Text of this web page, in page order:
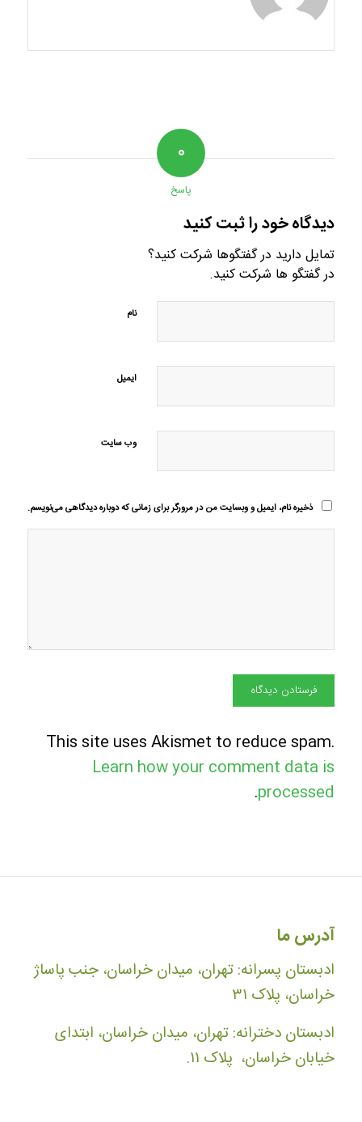
۰
پاسخ
دیدگاه خود را ثبت کنید
تمایل دارید در گفتگوها شرکت کنید؟
در گفتگو ها شرکت کنید.
نام
ایمیل
وب‌ سایت
ذخیره نام، ایمیل و وبسایت من در مرورگر برای زمانی که دوباره دیدگاهی می‌نویسم.
This site uses Akismet to reduce spam.
Learn how your comment data is
processed
.
آدرس ما
ادبستان پسرانه: تهران، میدان خراسان، جنب پاساژ
خراسان، پلاک ۳۱
ادبستان دخترانه: تهران، میدان خراسان، ابتدای
خیابان خراسان، پلاک ۱۱.